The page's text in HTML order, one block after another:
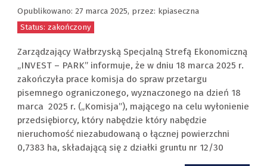
Opublikowano: 27 marca 2025, przez: kpiaseczna
Status: zakończony
Zarządzający Wałbrzyską Specjalną Strefą Ekonomiczną
„INVEST – PARK” informuje, że w dniu 18 marca 2025 r.
zakończyła prace komisja do spraw przetargu
pisemnego ograniczonego, wyznaczonego na dzień 18
marca 2025 r. („Komisja”), mającego na celu wyłonienie
przedsiębiorcy, który nabędzie który nabędzie
nieruchomość niezabudowaną o łącznej powierzchni
0,7383 ha, składającą się z działki gruntu nr 12/30